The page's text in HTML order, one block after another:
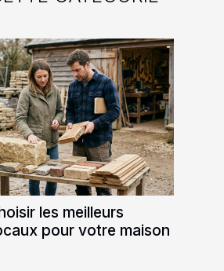
les meilleurs
pour votre maison